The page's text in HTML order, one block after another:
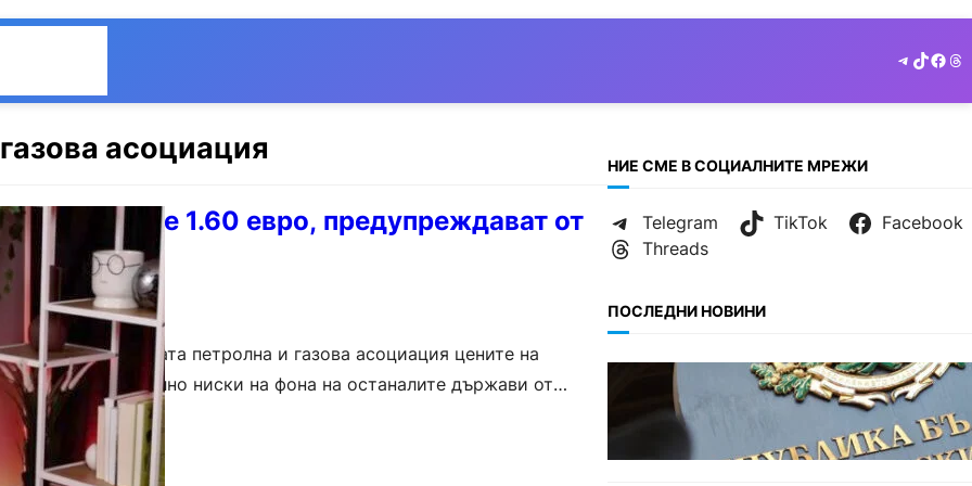
Telegram
TikTok
асоциация
да достигне 1.60 евро, предупреждават от
от Българската петролна и газова асоциация цените на
сравнително ниски на фона на останалите държави от
бензинът засега няма да…
НИЕ СМЕ В СОЦИАЛНИТЕ МРЕЖИ
Telegram TikTok
Facebook
Threads
ПОСЛЕДНИ НОВИНИ
БЪЛГАРИЯ
Кабинетът прие нов статут за
професиите в спортната
подготовка